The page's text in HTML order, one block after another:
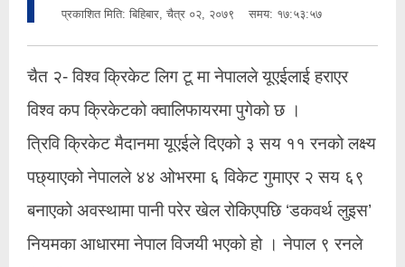
प्रकाशित मिति: बिहिबार, चैत्र ०२, २०७९ समय: १७:५३:५७
चैत २-विश्व क्रिकेट लिग टू मा नेपालले यूएईलाई हराएर
विश्व कप क्रिकेटको क्वालिफायरमा पुगेको छ ।
त्रिवि क्रिकेट मैदानमा यूएईले दिएको ३ सय ११ रनको लक्ष्य
पछ्याएको नेपालले ४४ ओभरमा ६ विकेट गुमाएर २ सय ६९
बनाएको अवस्थामा पानी परेर खेल रोकिएपछि ‘डकवर्थ लुइस’
नियमका आधारमा नेपाल विजयी भएको हो । नेपाल ९ रनले